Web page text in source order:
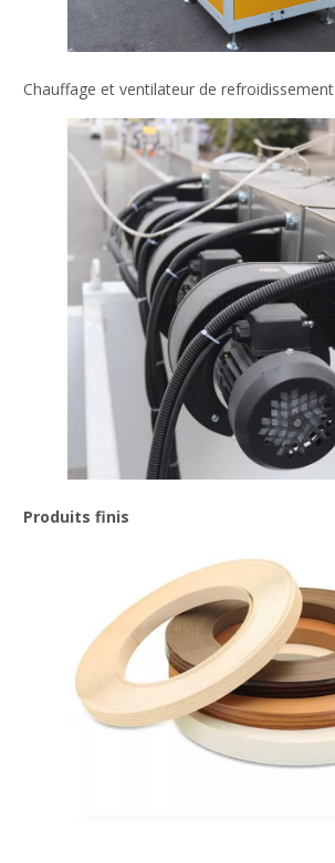
Chauffage et ventilateur de refroidissement
Produits finis